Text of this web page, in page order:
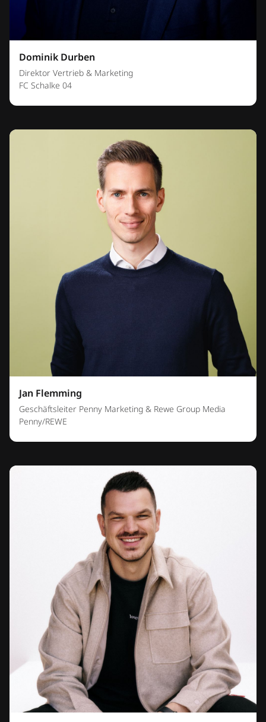
Dominik Durben
Direktor Vertrieb & Marketing
FC Schalke 04
Jan Flemming
Geschäftsleiter Penny Marketing & Rewe Group Media
Penny/REWE